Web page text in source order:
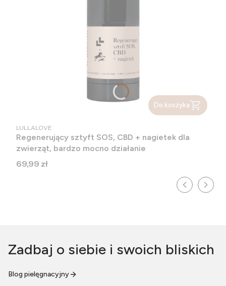
Do koszyka
PRODUCENT
LULLALOVE
Regenerujący sztyft SOS, CBD + nagietek dla
zwierząt, bardzo mocno działanie
Cena
69,99 zł
Zadbaj o siebie i swoich bliskich
Blog pielęgnacyjny